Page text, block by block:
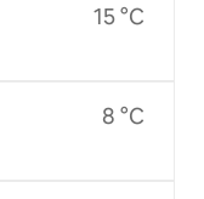
15 °C
8 °C